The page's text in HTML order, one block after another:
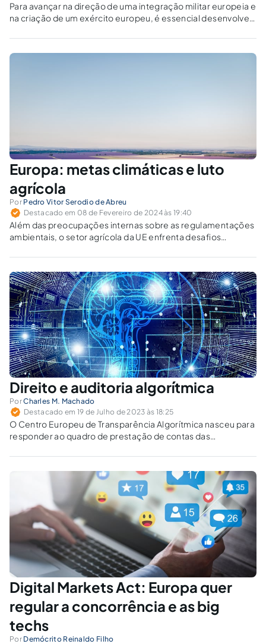
Para avançar na direção de uma integração militar europeia e
na criação de um exército europeu, é essencial desenvolver
quanto os políticos.
Europa: metas climáticas e luto
agrícola
Por Pedro Vitor Serodio de Abreu
Destacado em 08 de Fevereiro de 2024 às 19:40
Além das preocupações internas sobre as regulamentações
ambientais, o setor agrícola da UE enfrenta desafios
acordo comercial com o Mercosul.
Direito e auditoria algorítmica
PorCharles M. Machado
Destacado em 19 de Julho de 2023 às 18:25
O Centro Europeu de Transparência Algorítmica nasceu para
responder ao quadro de prestação de contas das
Digitais e para se tornar um auditor algorítmico. No Brasil
estamos engatinhando, colhendo frutos de um período de
atraso na regulamentação.
Digital Markets Act: Europa quer
regular a concorrência e as big
techs
Por Demócrito Reinaldo Filho